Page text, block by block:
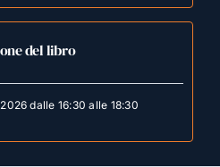
del libro
dalle 16:30 alle 18:30